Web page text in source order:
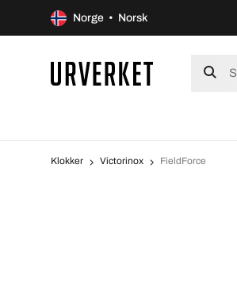
Norge • Norsk
Klokker Victorinox FieldForce